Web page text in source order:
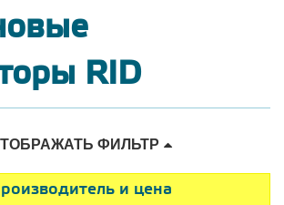
RID
ФИЛЬТР
и цена